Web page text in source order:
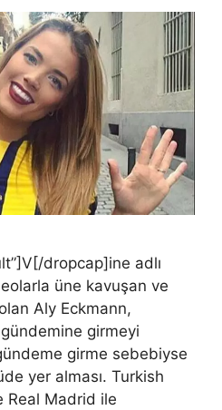
dropcap]ine adlı
üne kavuşan ve
Aly Eckmann,
gündemine girmeyi
girme sebebiyse
yer alması. Turkish
Real Madrid ile